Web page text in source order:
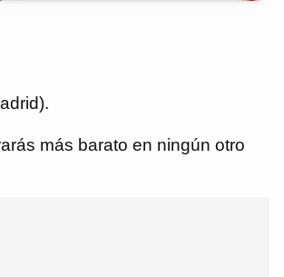
más barato en ningún otro